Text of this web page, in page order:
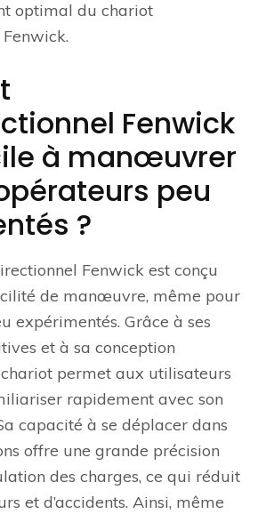
optimal du chariot
Fenwick
à manœuvrer
peu
?
Fenwick est conçu
de manœuvre, même pour
expérimentés. Grâce à ses
et à sa conception
permet aux utilisateurs
rapidement avec son
capacité à se déplacer dans
offre une grande précision
des charges, ce qui réduit
et d’accidents. Ainsi, même